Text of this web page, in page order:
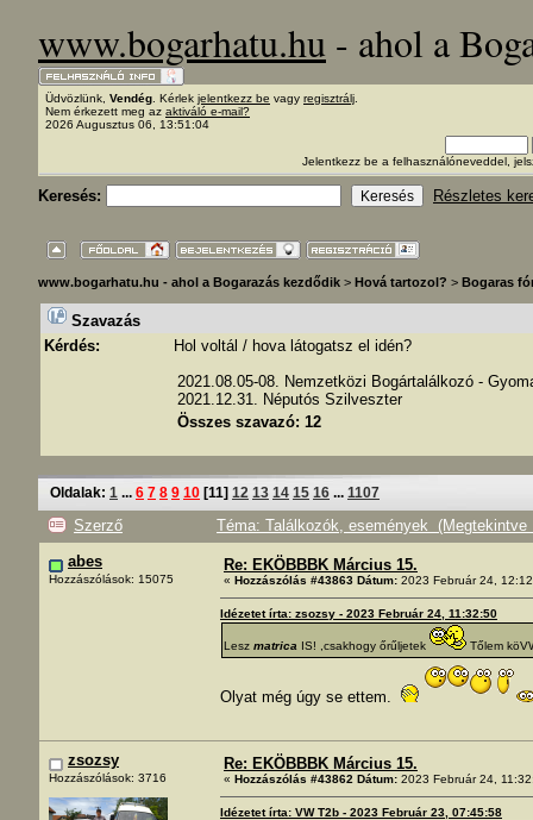
www.bogarhatu.hu - ahol a
Üdvözlünk, Vendég . Kérlek jelentkezz be vagy regisztrálj
Nem érkezett meg az aktiváló e-mail?
2026 Augusztus 06, 13:51:04
Jelentkezz be a felhasználóneveddel,
Keresés: Részletes
www.bogarhatu.hu - ahol a Bogarazás kezdődik > Hová tartozol? > Bogaras
Szavazás
Kérdés:
Hol voltál / hova látogatsz el idén?
2021.08.05-08. Nemzetközi Bogártalálkozó -
2021.12.31. Néputós Szilveszter
Összes szavazó: 12
Oldalak: 1 ... 6 7 8 9 10 [11] 12 13 14 15 16 ... 1107
Szerző
Téma: Találkozók, események (Megtekintve
abes
Hozzászólások: 15075
Re: EKÖBBBK Március 15.
« Hozzászólás #43863 Dátum: 2023 Február 24,
Idézetet írta: zsozsy - 2023 Február 24, 11:32:50
Lesz matrica IS! ,csakhogy őrűljetek Tőlem
Olyat még úgy se ettem.
zsozsy
Hozzászólások: 3716
Re: EKÖBBBK Március 15.
« Hozzászólás #43862 Dátum: 2023 Február 24,
Idézetet írta: VW T2b - 2023 Február 23, 07:45:58